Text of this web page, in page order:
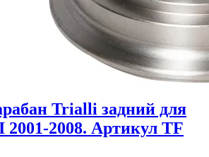
Trialli задний для
2001-2008. Артикул TF